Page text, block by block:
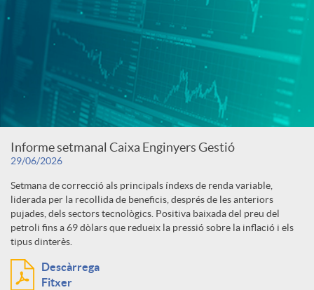
Informe setmanal Caixa Enginyers Gestió
29/06/2026
Setmana de correcció als principals índexs de renda variable,
liderada per la recollida de beneficis, després de les anteriors
pujades, dels sectors tecnològics. Positiva baixada del preu del
petroli fins a 69 dòlars que redueix la pressió sobre la inflació i els
tipus dinterès.
Descàrrega
Fitxer